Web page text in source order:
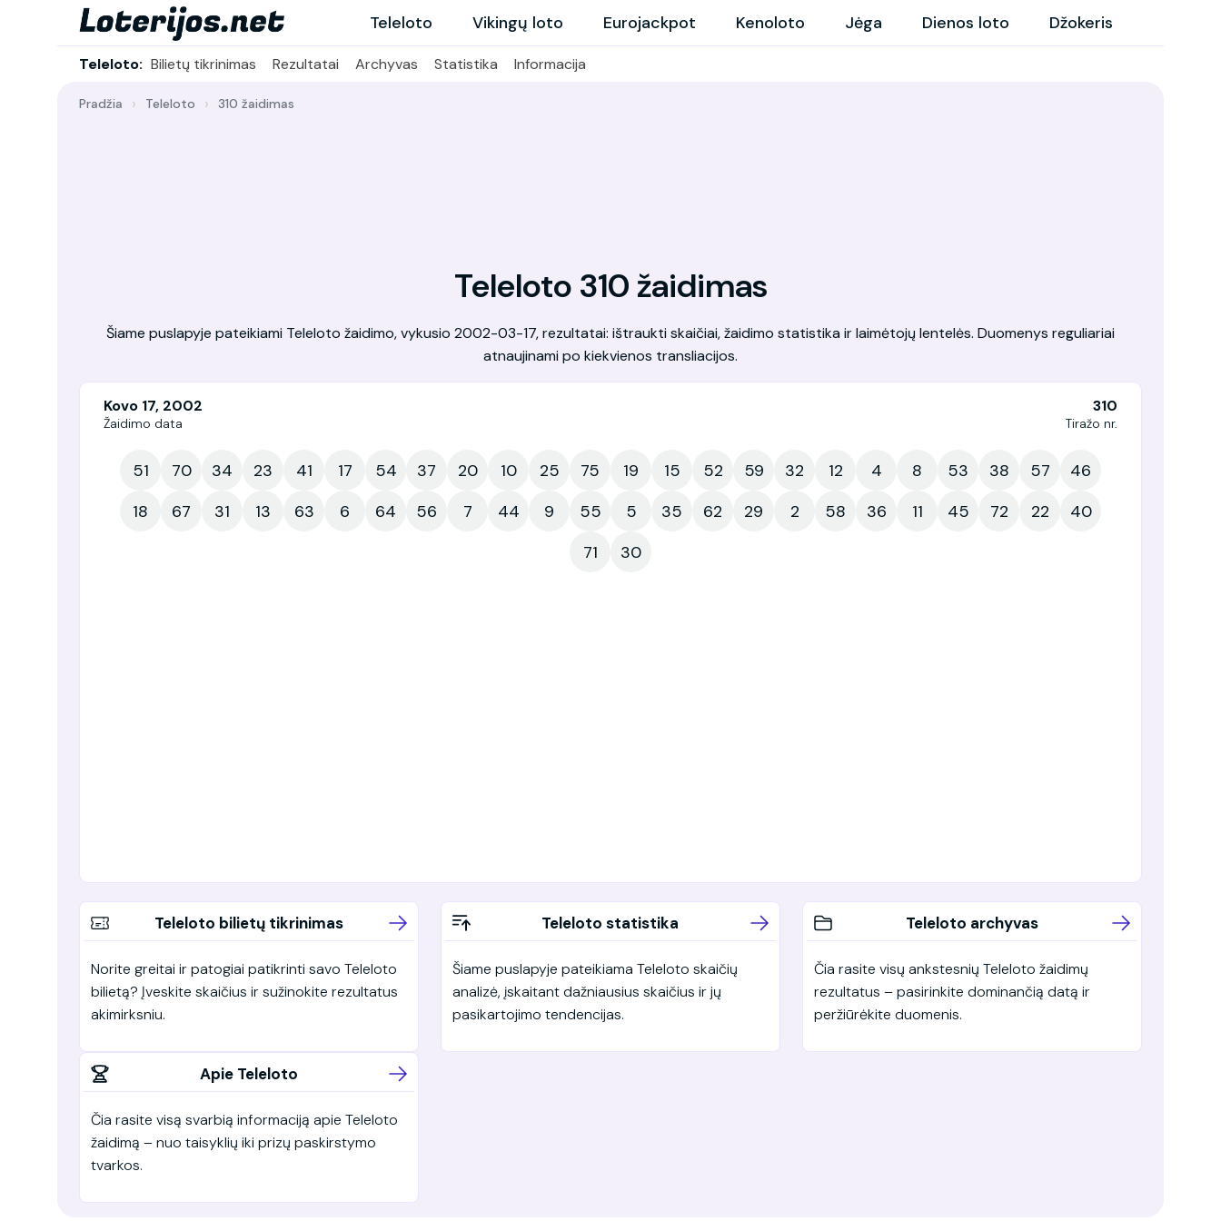
Teleloto Vikingų loto Eurojackpot Kenoloto Jėga Dienos loto Džokeris
Teleloto: Bilietų tikrinimas Rezultatai Archyvas Statistika Informacija
Pradžia Teleloto 310 žaidimas
Teleloto 310 žaidimas
Šiame puslapyje pateikiami Teleloto žaidimo, vykusio 2002-03-17, rezultatai: ištraukti skaičiai, žaidimo statistika ir laimėtojų lentelės. Duomenys reguliariai
atnaujinami po kiekvienos transliacijos.
Kovo 17, 2002
Žaidimo data
310
Tiražo nr.
51 70 34 23 41 17 54 37 20 10 25 75 19 15 52 59 32 12 4 8 53 38 57
46
18
67 31 13 63 6 64 56 7 44 9 55 5 35 62 29 2 58 36 11 45 72 22
40
71
30
Teleloto bilietų tikrinimas
Norite greitai ir patogiai patikrinti savo Teleloto
bilietą? Įveskite skaičius ir sužinokite rezultatus
akimirksniu.
Teleloto statistika
Šiame puslapyje pateikiama Teleloto skaičių
analizė, įskaitant dažniausius skaičius ir jų
pasikartojimo tendencijas.
Teleloto archyvas
Čia rasite visų ankstesnių Teleloto žaidimų
rezultatus – pasirinkite dominančią datą ir
peržiūrėkite duomenis.
Apie Teleloto
Čia rasite visą svarbią informaciją apie Teleloto
žaidimą – nuo taisyklių iki prizų paskirstymo
tvarkos.